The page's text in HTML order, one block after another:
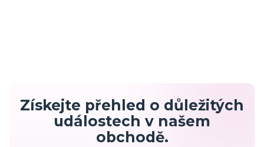
Získejte přehled o důležitých
událostech v našem
obchodě.